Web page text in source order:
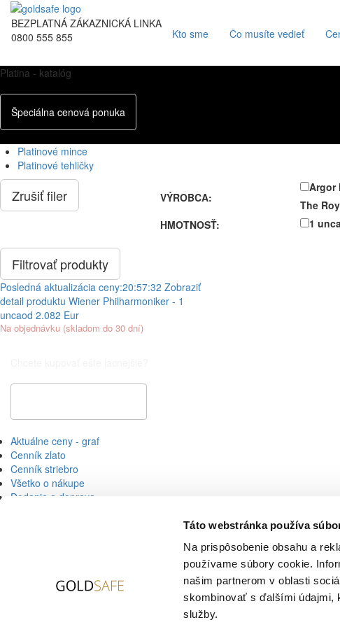
Táto webstránka používa
Na prispôsobenie obsahu a
používame súbory cookie.
našim partnerom v oblasti
skombinovať s ďalšími údajmi,
služby.
BEZPLATNÁ ZÁKAZNICKÁ LINKA
0800 555 855
Kto sme Čo musíte vedieť
Platina - katalóg
Špeciálna cenová ponuka
Platinové mince
Platinové tehličky
Zrušiť filer VÝROBCA:
Argor
The
HMOTNOSŤ:
1
Posledná aktualizácia ceny:20:57:32 Zobraziť
detail produktu Wiener Philharmoniker - 1
uncaod 2.082 Eur
Na objednávku (skladom do 30 dní)
Aktuálne ceny - graf
Cenník zlato
Cenník striebro
Všetko o nákupe
Dodanie a doprava